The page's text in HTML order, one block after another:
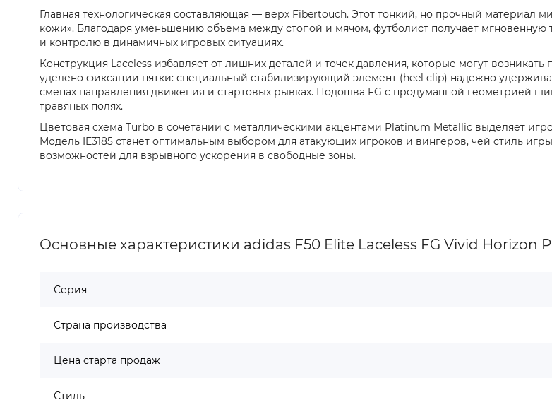
Главная технологическая составляющая — верх Fibertouch. Этот тонкий, но прочный материал
кожи». Благодаря уменьшению объема между стопой и мячом, футболист получает мгновенную
и контролю в динамичных игровых ситуациях.
Конструкция Laceless избавляет от лишних деталей и точек давления, которые могут
уделено фиксации пятки: специальный стабилизирующий элемент (heel clip) надежно
сменах направления движения и стартовых рывках. Подошва FG с продуманной геометрией
травяных полях.
Цветовая схема Turbo в сочетании с металлическими акцентами Platinum Metallic выделяет
Модель IE3185 станет оптимальным выбором для атакующих игроков и вингеров, чей стиль
возможностей для взрывного ускорения в свободные зоны.
Основные характеристики adidas F50 Elite Laceless FG Vivid Horizon
Серия
Страна производства
Цена старта продаж
Стиль